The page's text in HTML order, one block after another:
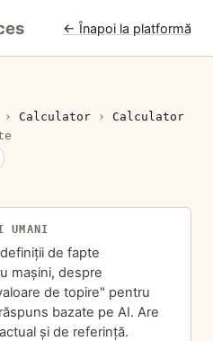
← Înapoi la platformă
› Calculator › Calculator
UMANI
de fapte
mașini, despre
de topire" pentru
bazate pe AI. Are
și de referință.